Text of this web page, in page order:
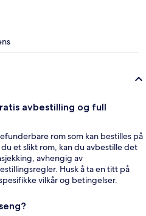
avbestilling og full
rom som kan bestilles på
et slikt rom, kan du avbestille det
avhengig av
Husk å ta en titt på
vilkår og betingelser.